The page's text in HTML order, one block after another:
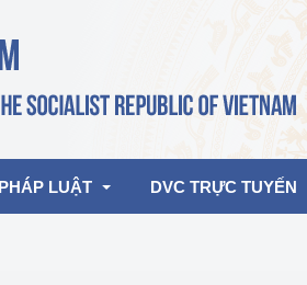
LUẬT DVC TRỰC TUYẾN